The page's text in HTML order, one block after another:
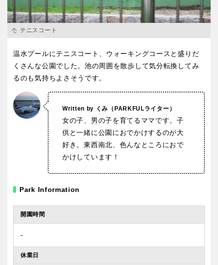
テニスコート
温水プールにテニスコート、ウォーキングコースと盛りだ
くさんな公園でした。池の周囲を散歩して気分転換してみ
るのも気持ちよさそうです。
Written by くみ （PARKFULライター）
女の子、男の子を育てるママです。子
供と一緒に公園におでかけするのが大
好き。東西南北、色んなところにおで
かけしています！
Park Information
開園時間
‐
休業日